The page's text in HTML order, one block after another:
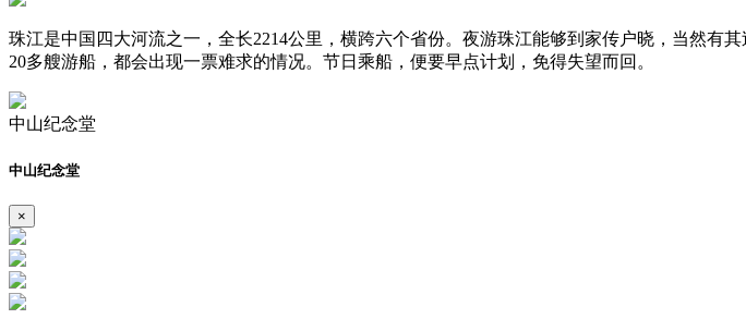
珠江是中国四大河流之一，全长2214公里，横跨六个省份。夜游珠江能够到家传户晓，当然有
20多艘游船，都会出现一票难求的情况。节日乘船，便要早点计划，免得失望而回。
中山纪念堂
中山纪念堂
×